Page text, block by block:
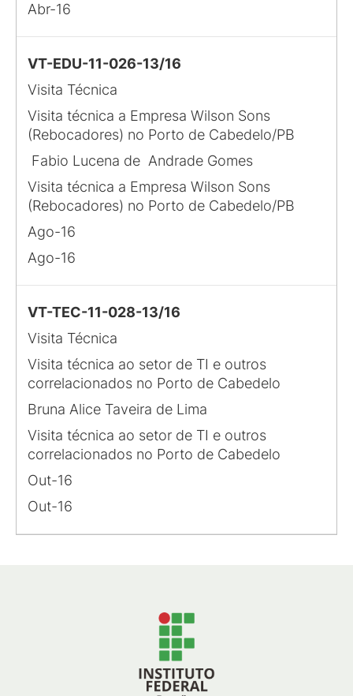
Abr-16
VT-EDU-11-026-13/16
Visita Técnica
Visita técnica a Empresa Wilson Sons
(Rebocadores) no Porto de Cabedelo/PB
Fabio Lucena de Andrade Gomes
Visita técnica a Empresa Wilson Sons
(Rebocadores) no Porto de Cabedelo/PB
Ago-16
Ago-16
VT-TEC-11-028-13/16
Visita Técnica
Visita técnica ao setor de TI e outros
correlacionados no Porto de Cabedelo
Bruna Alice Taveira de Lima
Visita técnica ao setor de TI e outros
correlacionados no Porto de Cabedelo
Out-16
Out-16